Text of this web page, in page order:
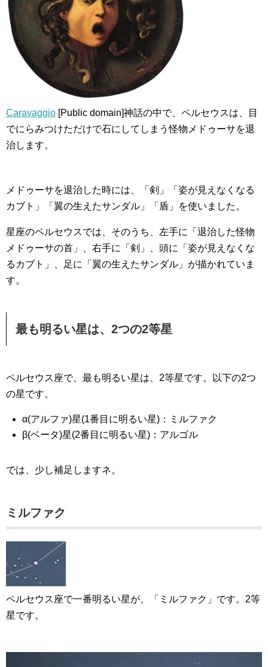
Caravaggio [Public domain]神話の中で、ペルセウスは、目
でにらみつけただけで石にしてしまう怪物メドゥーサを退
治します。
メドゥーサを退治した時には、「剣」「姿が見えなくなる
カブト」「翼の生えたサンダル」「盾」を使いました。
星座のペルセウスでは、そのうち、左手に「退治した怪物
メドゥーサの首」、右手に「剣」、頭に「姿が見えなくな
るカブト」、足に「翼の生えたサンダル」が描かれていま
す。
最も明るい星は、2つの2等星
ペルセウス座で、最も明るい星は、2等星です。以下の2つ
の星です。
α(アルファ)星(1番目に明るい星)：ミルファク
β(ベータ)星(2番目に明るい星)：アルゴル
では、少し補足しますネ。
ミルファク
ペルセウス座で一番明るい星が、「ミルファク」です。2等
星です。